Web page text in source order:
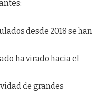
desde 2018 se han
ha virado hacia el
de grandes